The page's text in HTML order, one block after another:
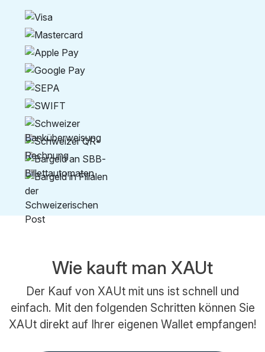
Wie kauft man XAUt
Der Kauf von XAUt mit uns ist schnell und
einfach. Mit den folgenden Schritten können Sie
XAUt direkt auf Ihrer eigenen Wallet empfangen!